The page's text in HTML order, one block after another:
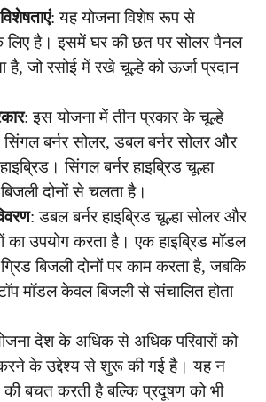
: यह योजना विशेष रूप से
लिए है। इसमें घर की छत पर सोलर पैनल
है, जो रसोई में रखे चूल्हे को ऊर्जा प्रदान
: इस योजना में तीन प्रकार के चूल्हे
सिंगल बर्नर सोलर, डबल बर्नर सोलर और
सिंगल बर्नर हाइब्रिड चूल्हा
दोनों से चलता है।
: डबल बर्नर हाइब्रिड चूल्हा सोलर और
का उपयोग करता है। एक हाइब्रिड मॉडल
बिजली दोनों पर काम करता है, जबकि
मॉडल केवल बिजली से संचालित होता
देश के अधिक से अधिक परिवारों को
करने के उद्देश्य से शुरू की गई है। यह न
बचत करती है बल्कि प्रदूषण को भी